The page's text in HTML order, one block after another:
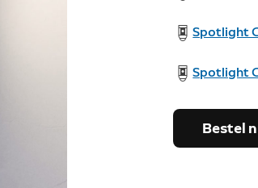
Spotlight
Spotlight
Bestel